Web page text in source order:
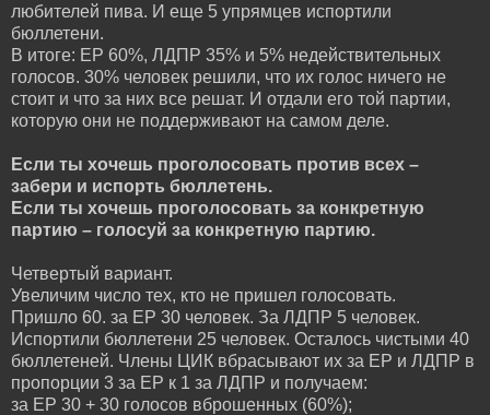
любителей пива. И еще 5 упрямцев испортили
бюллетени.
В итоге: ЕР 60%, ЛДПР 35% и 5% недействительных
голосов. 30% человек решили, что их голос ничего не
стоит и что за них все решат. И отдали его той партии,
которую они не поддерживают на самом деле.
Если ты хочешь проголосовать против всех –
забери и испорть бюллетень.
Если ты хочешь проголосовать за конкретную
партию – голосуй за конкретную партию.
Четвертый вариант.
Увеличим число тех, кто не пришел голосовать.
Пришло 60. за ЕР 30 человек. За ЛДПР 5 человек.
Испортили бюллетени 25 человек. Осталось чистыми 40
бюллетеней. Члены ЦИК вбрасывают их за ЕР и ЛДПР в
пропорции 3 за ЕР к 1 за ЛДПР и получаем:
за ЕР 30 + 30 голосов вброшенных (60%);